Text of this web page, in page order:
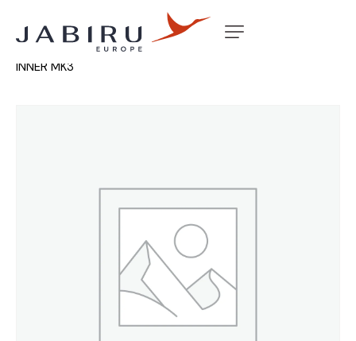
Accueil Non classé
INNER MK3